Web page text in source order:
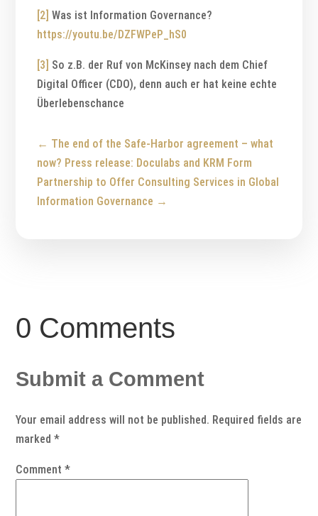
[2] Was ist Information Governance?
https://youtu.be/DZFWPeP_hS0
[3] So z.B. der Ruf von McKinsey nach dem Chief
Digital Officer (CDO), denn auch er hat keine echte
Überlebenschance
← The end of the Safe-Harbor agreement – what
now? Press release: Doculabs and KRM Form
Partnership to Offer Consulting Services in Global
Information Governance →
0 Comments
Submit a Comment
Your email address will not be published. Required fields are
marked*
Comment*